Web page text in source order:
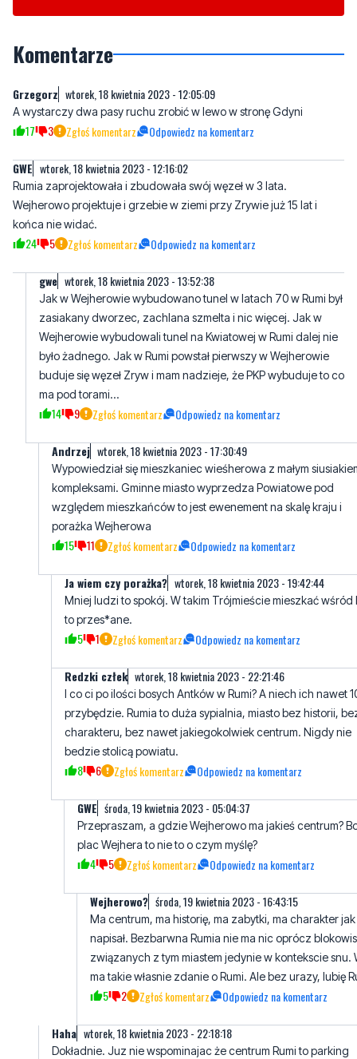
Komentarze
Grzegorz wtorek, 18 kwietnia 2023 - 12:05:09
A wystarczy dwa pasy ruchu zrobić w lewo w stronę Gdyni
17 3 Zgłoś komentarz Odpowiedz na komentarz
GWE wtorek, 18 kwietnia 2023 - 12:16:02
Rumia zaprojektowała i zbudowała swój węzeł w 3 lata.
Wejherowo projektuje i grzebie w ziemi przy Zrywie już 15 lat i
końca nie widać.
24 5 Zgłoś komentarz Odpowiedz na komentarz
gwe wtorek, 18 kwietnia 2023 - 13:52:38
Jak w Wejherowie wybudowano tunel w latach 70 w Rumi był
zasiakany dworzec, zachlana szmelta i nic więcej. Jak w
Wejherowie wybudowali tunel na Kwiatowej w Rumi dalej nie
było żadnego. Jak w Rumi powstał pierwszy w Wejherowie
buduje się węzeł Zryw i mam nadzieje, że PKP wybuduje to co
ma pod torami...
14 9 Zgłoś komentarz Odpowiedz na komentarz
Andrzej wtorek, 18 kwietnia 2023 - 17:30:49
Wypowiedział się mieszkaniec wieśherowa z małym
kompleksami. Gminne miasto wyprzedza Powiatowe pod
względem mieszkańców to jest ewenement na skalę kraju i
porażka Wejherowa
15 11 Zgłoś komentarz Odpowiedz na komentarz
Ja wiem czy porażka? wtorek, 18 kwietnia 2023 - 19:42:44
Mniej ludzi to spokój. W takim Trójmieście mieszkać wśród
to przes*ane.
5 1 Zgłoś komentarz Odpowiedz na komentarz
Redzki człek wtorek, 18 kwietnia 2023 - 22:21:46
I co ci po ilości bosych Antków w Rumi? A niech ich nawet
przybędzie. Rumia to duża sypialnia, miasto bez historii,
charakteru, bez nawet jakiegokolwiek centrum. Nigdy nie
bedzie stolicą powiatu.
8 6 Zgłoś komentarz Odpowiedz na komentarz
GWE środa, 19 kwietnia 2023 - 05:04:37
Przepraszam, a gdzie Wejherowo ma jakieś centrum?
plac Wejhera to nie to o czym myślę?
4 5 Zgłoś komentarz Odpowiedz na komentarz
Wejherowo? środa, 19 kwietnia 2023 - 16:43:15
Ma centrum, ma historię, ma zabytki, ma charakter
napisał. Bezbarwna Rumia nie ma nic oprócz
związanych z tym miastem jedynie w kontekscie snu.
ma takie własnie zdanie o Rumi. Ale bez urazy, lubię
5 2 Zgłoś komentarz Odpowiedz na komentarz
Haha wtorek, 18 kwietnia 2023 - 22:18:18
Dokładnie. Juz nie wspominajac że centrum Rumi to parking